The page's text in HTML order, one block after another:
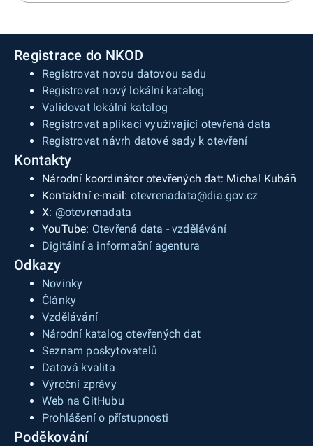
Registrace do NKOD
Registrovat novou datovou sadu
Registrovat nový lokální katalog
Validovat lokální katalog
Registrovat aplikaci využívající otevřená data
Registrovat návrh datové sady k otevření
Kontakty
Národní koordinátor otevřených dat: Michal Kubáň
Kontaktní e-mail: otevrenadata@dia.gov.cz
X: @otevrenadata
YouTube: Otevřená data - vzdělávání
Digitální a informační agentura
Odkazy
Novinky
Články
Vzdělávání
Národní katalog otevřených dat
Seznam poskytovatelů
Datová kvalita
Výroční zprávy
Web na GitHubu
Prohlášení o přístupnosti
Poděkování